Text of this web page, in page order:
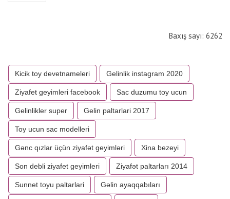
Baxış sayı: 6262
Kicik toy devetnameleri Gelinlik instagram 2020
Ziyafet geyimleri facebook Sac duzumu toy ucun
Gelinlikler super Gelin paltarlari 2017
Toy ucun sac modelleri
Gənc qızlar üçün ziyafət geyimləri Xina bezeyi
Son debli ziyafet geyimleri Ziyafət paltarları 2014
Sunnet toyu paltarlari Gəlin ayaqqabıları